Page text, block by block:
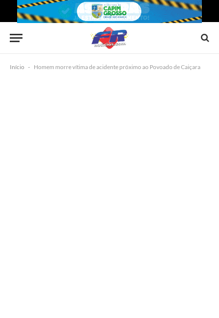
Início - Homem morre vítima de acidente próximo ao Povoado de Caiçara